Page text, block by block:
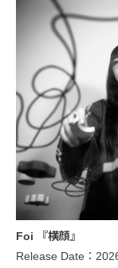
Foi 『横顔』
Release Date：